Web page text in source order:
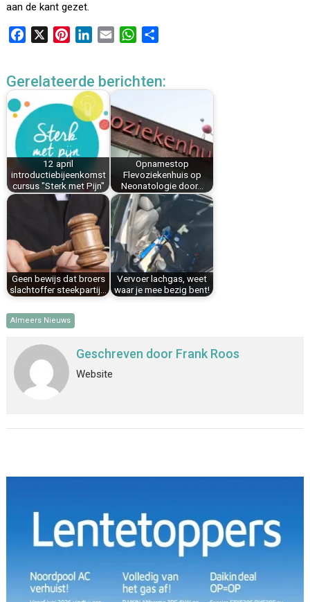
aan de kant gezet.
e
b
o
t
e
r
e
s
t
k
e
d
I
n
i
W
t
A
p
p
e
Gerelateerde berichten:
12 april
introductiebijeenkomst
cursus "Sterk met Pijn"
Opnamestop
Flevoziekenhuis op
Neonatologie door…
Geen bewijs dat broers
slachtoffer steekpartij…
Vervoer lachgas, weet
waar je mee bezig bent!
Almeers Nieuws
Geschreven door Frank Roos
Website